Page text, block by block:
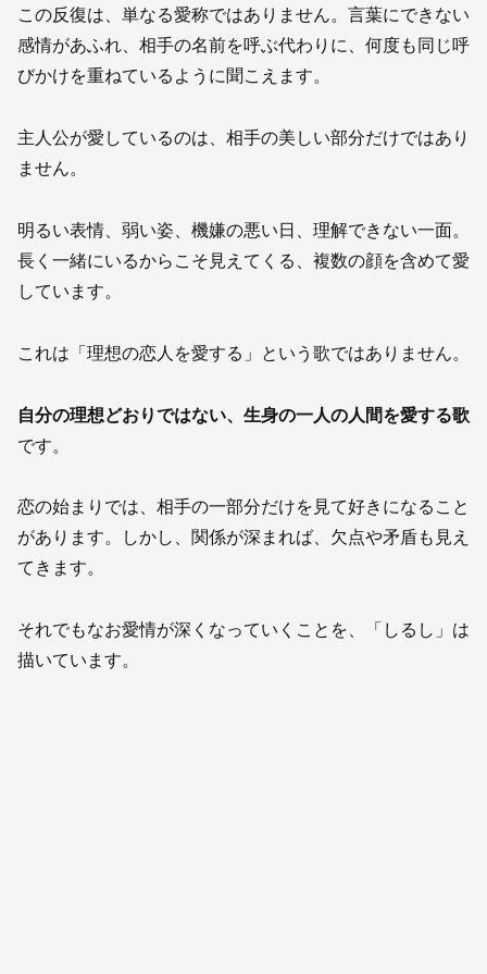
この反復は、単なる愛称ではありません。言葉にできない
感情があふれ、相手の名前を呼ぶ代わりに、何度も同じ呼
びかけを重ねているように聞こえます。
主人公が愛しているのは、相手の美しい部分だけではあり
ません。
明るい表情、弱い姿、機嫌の悪い日、理解できない一面。
長く一緒にいるからこそ見えてくる、複数の顔を含めて愛
しています。
これは「理想の恋人を愛する」という歌ではありません。
自分の理想どおりではない、生身の一人の人間を愛する歌
です。
恋の始まりでは、相手の一部分だけを見て好きになること
があります。しかし、関係が深まれば、欠点や矛盾も見え
てきます。
それでもなお愛情が深くなっていくことを、「しるし」は
描いています。